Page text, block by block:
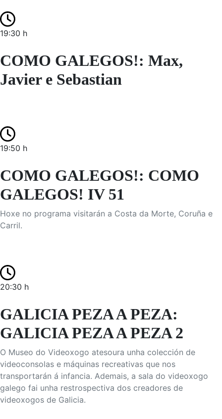
19:30 h
COMO GALEGOS!: Max,
Javier e Sebastian
19:50 h
COMO GALEGOS!: COMO
GALEGOS! IV 51
Hoxe no programa visitarán a Costa da Morte, Coruña e
Carril.
20:30 h
GALICIA PEZA A PEZA:
GALICIA PEZA A PEZA 2
O Museo do Videoxogo atesoura unha colección de
videoconsolas e máquinas recreativas que nos
transportarán á infancia. Ademais, a sala do videoxogo
galego fai unha restrospectiva dos creadores de
videoxogos de Galicia.